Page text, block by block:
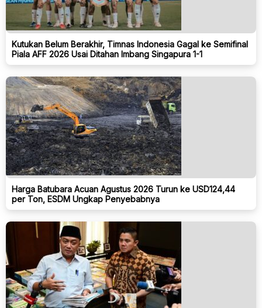
Kutukan Belum Berakhir, Timnas Indonesia Gagal ke Semifinal
Piala AFF 2026 Usai Ditahan Imbang Singapura 1-1
Harga Batubara Acuan Agustus 2026 Turun ke USD124,44
per Ton, ESDM Ungkap Penyebabnya